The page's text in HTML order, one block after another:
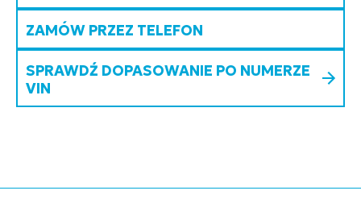
ZAMÓW PRZEZ TELEFON
SPRAWDŹ DOPASOWANIE PO NUMERZE
VIN